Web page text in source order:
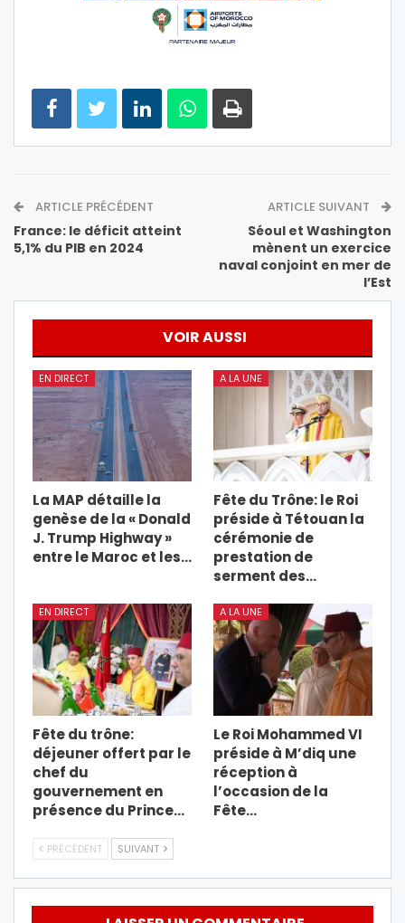
ARTICLE PRÉCÉDENT
France: le déficit atteint
5,1% du PIB en 2024
ARTICLE SUIVANT
Séoul et Washington
mènent un exercice
naval conjoint en mer de
l’Est
VOIR AUSSI
EN DIRECT
La MAP détaille la
genèse de la « Donald
J. Trump Highway »
entre le Maroc et les…
A LA UNE
Fête du Trône: le Roi
préside à Tétouan la
cérémonie de
prestation de
serment des…
EN DIRECT
Fête du trône:
déjeuner offert par le
chef du
gouvernement en
présence du Prince…
A LA UNE
Le Roi Mohammed VI
préside à M’diq une
réception à
l’occasion de la
Fête…
PRÉCÉDENT SUIVANT